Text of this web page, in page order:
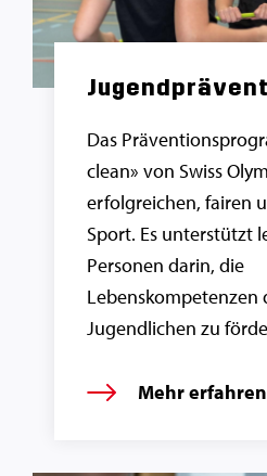
Das
clean» von Swiss
erfolgreichen, fairen
Sport. Es unterstützt
Personen darin, die
Lebenskompetenzen
Jugendlichen zu
Mehr erfahren